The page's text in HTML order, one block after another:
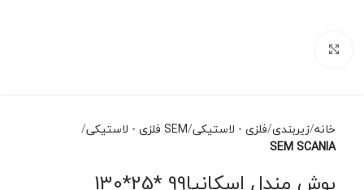
خانه زیربندی فلزی - لاستیکی SEM فلزی - لاستیکی
SEM SCANIA
بوش مندل اسکانیا99 *25*130